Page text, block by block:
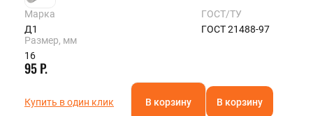
Марка
Д1
ГОСТ/ТУ
ГОСТ 21488-97
Размер, мм
16
95 Р.
Купить в один клик В корзину В корзину